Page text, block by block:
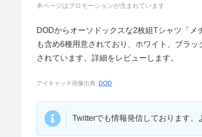
本ページはプロモーションが含まれています
DODからオーソドックスな2枚組Tシャツ「
も含め6種用意されており、ホワイト、ブラ
されています。詳細をレビューします。
アイキャッチ画像出典: DOD
Twitterでも情報発信しております。